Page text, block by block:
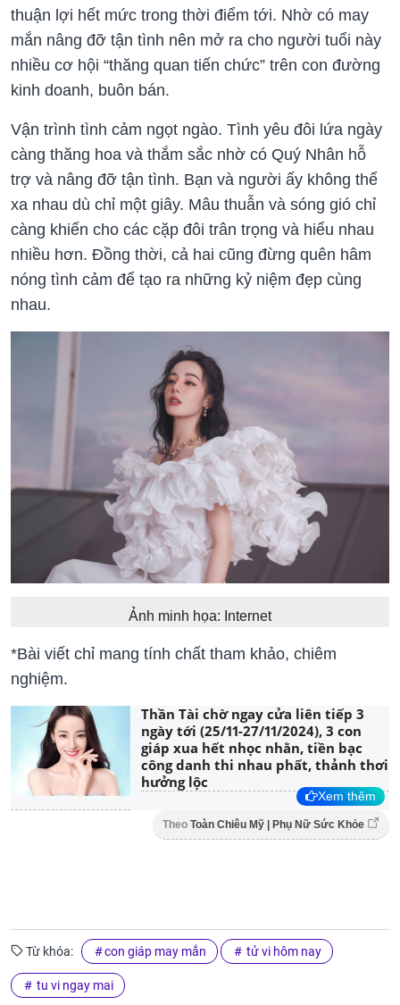
thuận lợi hết mức trong thời điểm tới. Nhờ có may
mắn nâng đỡ tận tình nên mở ra cho người tuổi này
nhiều cơ hội “thăng quan tiến chức” trên con đường
kinh doanh, buôn bán.
Vận trình tình cảm ngọt ngào. Tình yêu đôi lứa ngày
càng thăng hoa và thắm sắc nhờ có Quý Nhân hỗ
trợ và nâng đỡ tận tình. Bạn và người ấy không thể
xa nhau dù chỉ một giây. Mâu thuẫn và sóng gió chỉ
càng khiến cho các cặp đôi trân trọng và hiểu nhau
nhiều hơn. Đồng thời, cả hai cũng đừng quên hâm
nóng tình cảm để tạo ra những kỷ niệm đẹp cùng
nhau.
Ảnh minh họa: Internet
*Bài viết chỉ mang tính chất tham khảo, chiêm
nghiệm.
Thần Tài chờ ngay cửa liên tiếp 3
ngày tới (25/11-27/11/2024), 3 con
giáp xua hết nhọc nhằn, tiền bạc
công danh thi nhau phất, thảnh thơi
hưởng lộc
Xem thêm
Theo Toàn Chiêu Mỹ | Phụ Nữ Sức Khỏe
Từ khóa: con giáp may mắn tử vi hôm nay
tu vi ngay mai